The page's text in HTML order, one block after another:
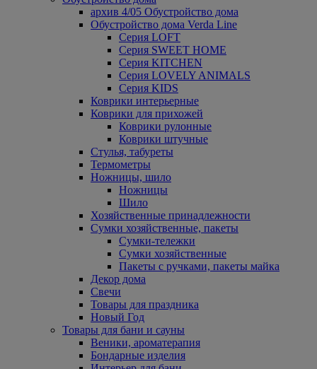
архив 4/05 Обустройство дома
Обустройство дома Verda Line
Серия LOFT
Серия SWEET HOME
Серия KITCHEN
Серия LOVELY ANIMALS
Серия KIDS
Коврики интерьерные
Коврики для прихожей
Коврики рулонные
Коврики штучные
Стулья, табуреты
Термометры
Ножницы, шило
Ножницы
Шило
Хозяйственные принадлежности
Сумки хозяйственные, пакеты
Сумки-тележки
Сумки хозяйственные
Пакеты с ручками, пакеты майка
Декор дома
Свечи
Товары для праздника
Новый Год
Товары для бани и сауны
Веники, ароматерапия
Бондарные изделия